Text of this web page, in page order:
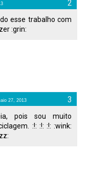
esse trabalho com
:grin:
27, 2013
pois sou muito
:!: :!: :!: :wink: